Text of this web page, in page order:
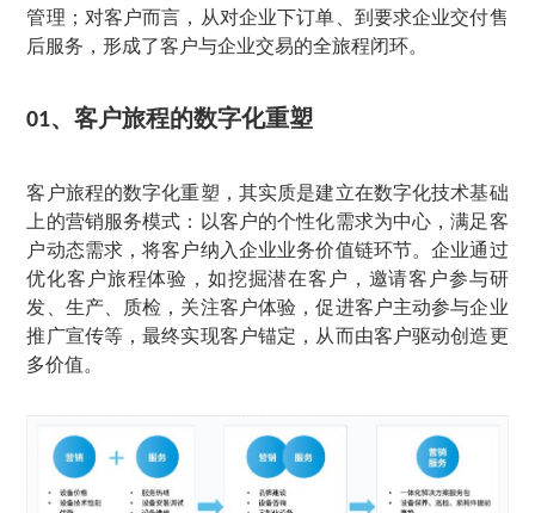
管理；对客户而言，从对企业下订单、到要求企业交付售
后服务，形成了客户与企业交易的全旅程闭环。
01、客户旅程的数字化重塑
客户旅程的数字化重塑，其实质是建立在数字化技术基础
上的营销服务模式：以客户的个性化需求为中心，满足客
户动态需求，将客户纳入企业业务价值链环节。企业通过
优化客户旅程体验，如挖掘潜在客户，邀请客户参与研
发、生产、质检，关注客户体验，促进客户主动参与企业
推广宣传等，最终实现客户锚定，从而由客户驱动创造更
多价值。